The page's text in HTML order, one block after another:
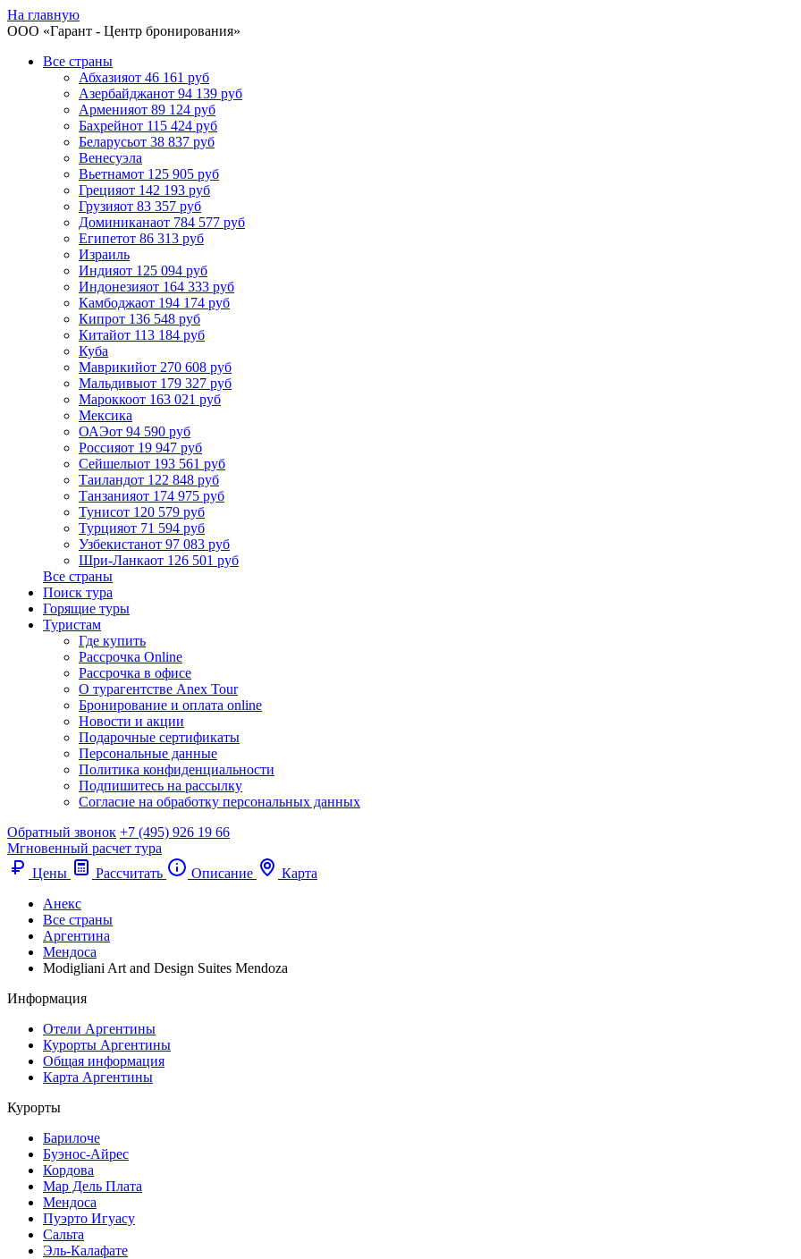
На главную
ООО «Гарант - Центр бронирования»
Все страны
Абхазияот 46 161 руб
Азербайджанот 94 139 руб
Арменияот 89 124 руб
Бахрейнот 115 424 руб
Беларусьот 38 837 руб
Венесуэла
Вьетнамот 125 905 руб
Грецияот 142 193 руб
Грузияот 83 357 руб
Доминиканаот 784 577 руб
Египетот 86 313 руб
Израиль
Индияот 125 094 руб
Индонезияот 164 333 руб
Камбоджаот 194 174 руб
Кипрот 136 548 руб
Китайот 113 184 руб
Куба
Маврикийот 270 608 руб
Мальдивыот 179 327 руб
Мароккоот 163 021 руб
Мексика
ОАЭот 94 590 руб
Россияот 19 947 руб
Сейшелыот 193 561 руб
Таиландот 122 848 руб
Танзанияот 174 975 руб
Тунисот 120 579 руб
Турцияот 71 594 руб
Узбекистанот 97 083 руб
Шри-Ланкаот 126 501 руб
Все страны
Поиск тура
Горящие туры
Туристам
Где купить
Рассрочка Online
Рассрочка в офисе
О турагентстве Anex Tour
Бронирование и оплата online
Новости и акции
Подарочные сертификаты
Персональные данные
Политика конфиденциальности
Подпишитесь на рассылку
Согласие на обработку персональных данных
Обратный звонок +7 (495) 926 19 66
Мгновенный расчет тура
Цены
Рассчитать Описание
Карта
Анекс
Все страны
Аргентина
Мендоса
Modigliani Art and Design Suites Mendoza
Информация
Отели Аргентины
Курорты Аргентины
Общая информация
Карта Аргентины
Курорты
Барилоче
Буэнос-Айрес
Кордова
Мар Дель Плата
Мендоса
Пуэрто Игуасу
Сальта
Эль-Калафате